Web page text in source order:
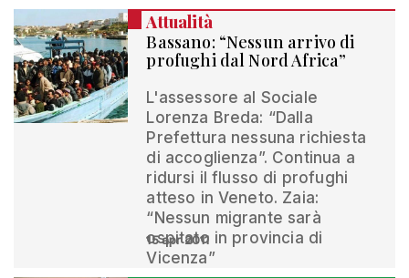
Attualità
Bassano: “Nessun arrivo di
profughi dal Nord Africa”
L'assessore al Sociale
Lorenza Breda: “Dalla
Prefettura nessuna richiesta
di accoglienza”. Continua a
ridursi il flusso di profughi
atteso in Veneto. Zaia:
“Nessun migrante sarà
ospitato in provincia di
Vicenza”
15 apr 2011